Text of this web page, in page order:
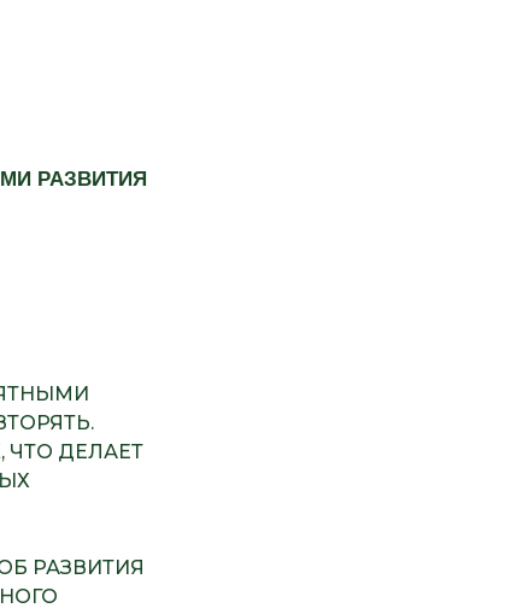
ЧТО ДЕЛАЕТ
РАЗВИТИЯ
РАЗВИТИЯ